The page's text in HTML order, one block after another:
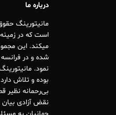
درباره ما
مانیتورینگ
است که در
میکند. این
نمود.
بوده و تلاش دارد
بی‌رحمانه نظیر
نقض آزادی